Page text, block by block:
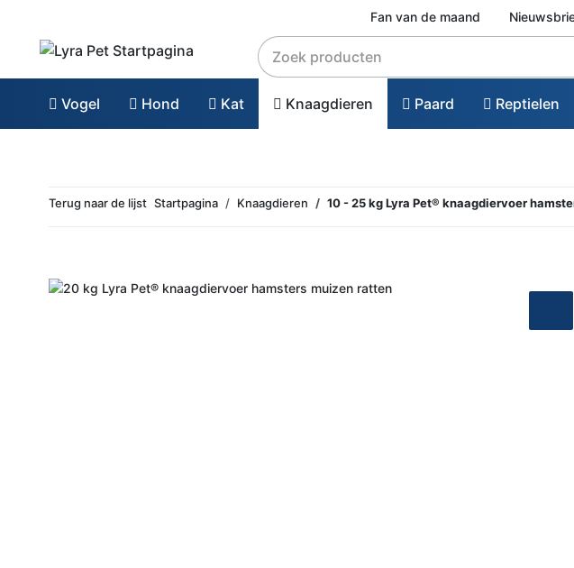
Fan van de maand
Vogel Hond Kat Knaagdieren Paard Reptielen
Terug naar de lijst Startpagina Knaagdieren 10 - 25 kg Lyra Pet® knaagdiervoer